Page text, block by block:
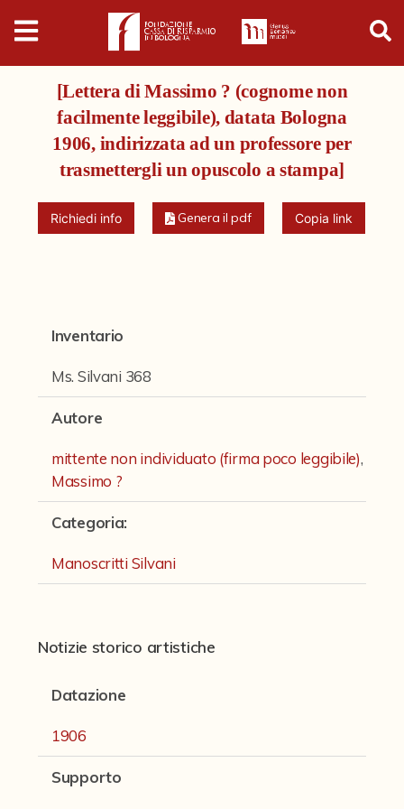
Digital
Humanities
Donazioni
Pubblicazioni
Collezioni
Dipinti
Disegni
Fondi archivistici e raccolte documentarie
Fotografia e Nuovi Media
Manoscritti
Manoscritti Sassoli
Miscellanea speciale di manoscritti e materiali documentari
Sculture
Stampe
[Lettera di Massimo ? (cognome non
facilmente leggibile), datata Bologna
1906, indirizzata ad un professore per
trasmettergli un opuscolo a stampa]
Richiedi info Genera il pdf Copia link
Inventario
Ms. Silvani 368
Autore
mittente non individuato (firma poco leggibile),
Massimo ?
Categoria:
Manoscritti Silvani
Notizie storico artistiche
Datazione
1906
Supporto